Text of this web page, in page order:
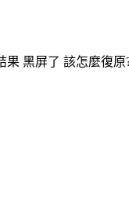
果 黑屏了 該怎麼復原